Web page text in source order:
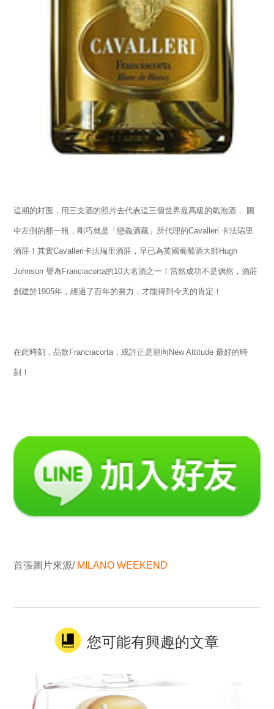
這期的封面，用三支酒的照片去代表這三個世界最高級的氣泡酒， 圖
中左側的那一瓶，剛巧就是「戀義酒藏」所代理的Cavalleri 卡法瑞里
酒莊！其實Cavalleri卡法瑞里酒莊，早已為英國葡萄酒大師Hugh
Johnson 譽為Franciacorta的10大名酒之一！當然成功不是偶然，酒莊
創建於1905年，經過了百年的努力，才能得到今天的肯定！
在此時刻，品飲Franciacorta，或許正是迎向New Attitude 最好的時
刻！
首張圖片來源/ MILANO WEEKEND
您可能有興趣的文章